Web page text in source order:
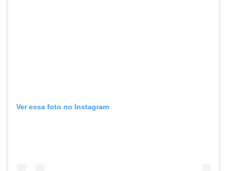
Ver essa foto no Instagram